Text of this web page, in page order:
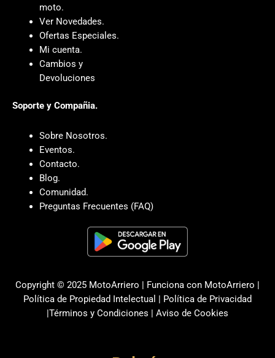
moto.
Ver Novedades.
Ofertas Especiales.
Mi cuenta.
Cambios y
Devoluciones
Soporte y Compañia.
Sobre Nosotros.
Eventos.
Contacto.
Blog.
Comunidad.
Preguntas Frecuentes (FAQ)
Copyright © 2025 MotoArriero | Funciona con MotoArriero |
Política de Propiedad Intelectual | Política de Privacidad
|Términos y Condiciones | Aviso de Cookies